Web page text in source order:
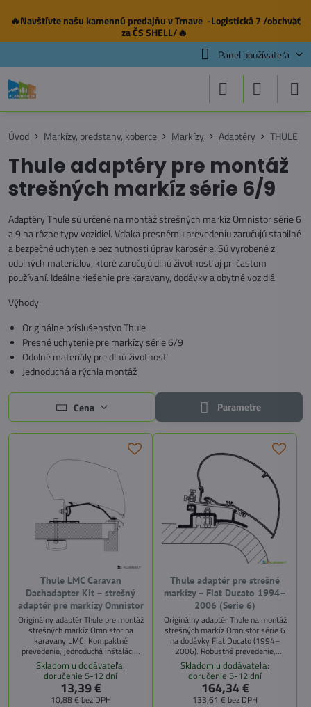
✕
🔥Navštívte našu kamennú predajňuv Trnave -Logistická 7 /obchvat
za ČS SHELL/🔥
Panel používateľa
Úvod Markízy, predstany, koberce Markízy Adaptéry THULE
Thule adaptéry pre montáž
strešných markíz série 6/9
Adaptéry Thule sú určené na montáž strešných markíz Omnistor série 6
a 9 na rôzne typy vozidiel. Vďaka presnému prevedeniu zaručujú stabilné
a bezpečné uchytenie bez nutnosti úprav karosérie. Sú vyrobené z
odolných materiálov, ktoré zaručujú dlhú životnosť aj pri častom
používaní. Ideálne riešenie pre karavany, dodávky a obytné vozidlá.
Výhody:
Originálne príslušenstvo Thule
Presné uchytenie pre markízy série 6/9
Odolné materiály pre dlhú životnosť
Jednoduchá a rýchla montáž
Cena Parametre
Thule LMC Caravan
Dachadapter Kit – strešný
adaptér pre markízy Omnistor
Originálny adaptér Thule pre montáž
strešných markíz Omnistor na
karavany LMC. Kompaktné
prevedenie, jednoduchá inštalácia,
ideálne v kombinácii s Caravan Roof
Adapter.
Skladom u dodávateľa:
doručenie 5-12 dní
13,39 €
10,88 € bez DPH
Thule adaptér pre strešné
markízy – Fiat Ducato 1994–
2006 (Serie 6)
Originálny adaptér Thule na montáž
strešných markíz Omnistor série 6
na dodávky Fiat Ducato (1994–
2006). Robustné prevedenie,
jednoduchá inštalácia.
Skladom u dodávateľa:
doručenie 5-12 dní
164,34 €
133,61 € bez DPH